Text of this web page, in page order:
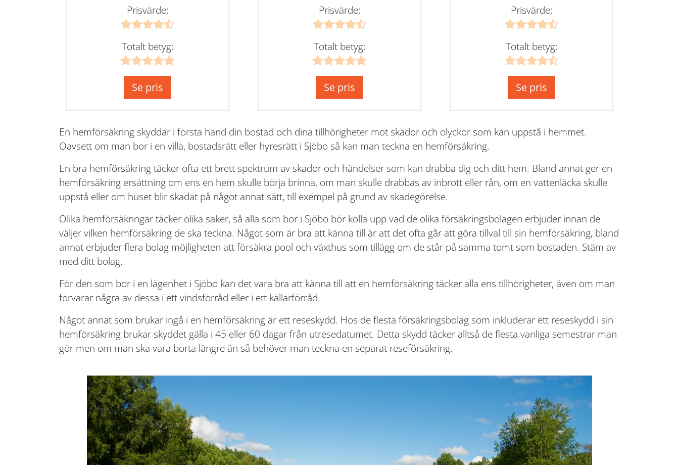
Prisvärde:
Totalt betyg:
Se pris
Prisvärde:
Totalt betyg:
Se pris
Prisvärde:
Totalt betyg:
Se pris
En hemförsäkring skyddar i första hand din bostad och dina tillhörigheter mot skador och olyckor som kan uppstå i hemmet.
Oavsett om man bor i en villa, bostadsrätt eller hyresrätt i Sjöbo så kan man teckna en hemförsäkring.
En bra hemförsäkring täcker ofta ett brett spektrum av skador och händelser som kan drabba dig och ditt hem. Bland annat ger en
hemförsäkring ersättning om ens en hem skulle börja brinna, om man skulle drabbas av inbrott eller rån, om en vattenläcka skulle
uppstå eller om huset blir skadat på något annat sätt, till exempel på grund av skadegörelse.
Olika hemförsäkringar täcker olika saker, så alla som bor i Sjöbo bör kolla upp vad de olika försäkringsbolagen erbjuder innan de
väljer vilken hemförsäkring de ska teckna. Något som är bra att känna till är att det ofta går att göra tillval till sin hemförsäkring, bland
annat erbjuder flera bolag möjligheten att försäkra pool och växthus som tillägg om de står på samma tomt som bostaden. Stäm av
med ditt bolag.
För den som bor i en lägenhet i Sjöbo kan det vara bra att känna till att en hemförsäkring täcker alla ens tillhörigheter, även om man
förvarar några av dessa i ett vindsförråd eller i ett källarförråd.
Något annat som brukar ingå i en hemförsäkring är ett reseskydd. Hos de flesta försäkringsbolag som inkluderar ett reseskydd i sin
hemförsäkring brukar skyddet gälla i 45 eller 60 dagar från utresedatumet. Detta skydd täcker alltså de flesta vanliga semestrar man
gör men om man ska vara borta längre än så behöver man teckna en separat reseförsäkring.